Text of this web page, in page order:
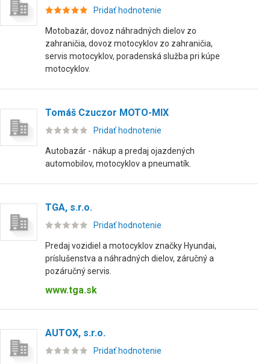
Pridať hodnotenie
Motobazár, dovoz náhradných dielov zo
zahraničia, dovoz motocyklov zo zahraničia,
servis motocyklov, poradenská služba pri kúpe
motocyklov.
Tomáš Czuczor MOTO-MIX
Pridať hodnotenie
Autobazár - nákup a predaj ojazdených
automobilov, motocyklov a pneumatík.
TGA, s.r.o.
Pridať hodnotenie
Predaj vozidiel a motocyklov značky Hyundai,
príslušenstva a náhradných dielov, záručný a
pozáručný servis.
www.tga.sk
AUTOX, s.r.o.
Pridať hodnotenie